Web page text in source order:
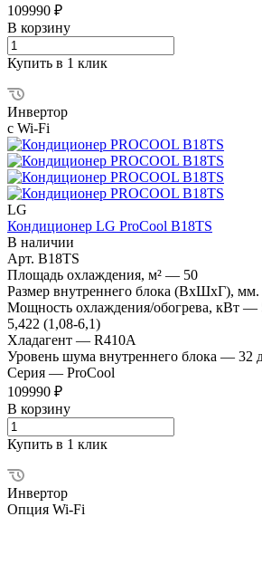
109990 ₽
В корзину
Купить в 1 клик
Инвертор
с Wi-Fi
LG
Кондиционер LG ProCool B18TS
В наличии
Арт. B18TS
Площадь охлаждения, м² — 50
Размер внутреннего блока (ВхШхГ), мм.
Мощность охлаждения/обогрева, кВт —
5,422 (1,08-6,1)
Хладагент — R410A
Уровень шума внутреннего блока — 32
Серия — ProCool
109990 ₽
В корзину
Купить в 1 клик
Инвертор
Опция Wi-Fi